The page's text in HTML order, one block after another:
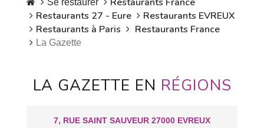
Se restaurer
Restaurants 27 - Eure
Restaurants EVREUX
Restaurants à Paris
Restaurants France
La Gazette
LA GAZETTE EN RÉGIONS
7, RUE SAINT SAUVEUR 27000 EVREUX